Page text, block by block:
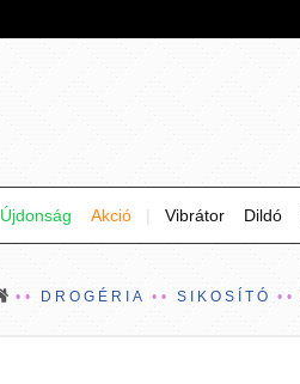
Újdonság Akció | Vibrátor Dildó
DROGÉRIA SIKOSÍTÓ